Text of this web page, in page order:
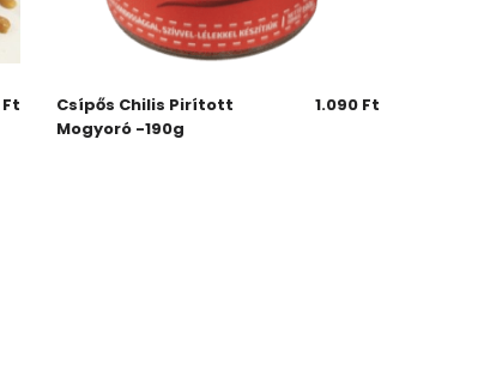
Ft
Csípős Chilis Pirított
Mogyoró -190g
1.090 Ft